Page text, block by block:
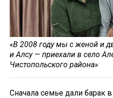
«В 2008 году мы с женой и
и Алсу — приехали в село
Чистопольского района»
Сначала семье дали барак